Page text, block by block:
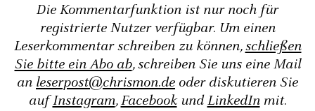
Die Kommentarfunktion ist nur noch für
registrierte Nutzer verfügbar. Um einen
Leserkommentar schreiben zu können,schließen
Sie bitte ein Abo ab, schreiben Sie uns eine Mail
an leserpost@chrismon.de oder diskutieren Sie
aufInstagram,FacebookundLinkedInmit.